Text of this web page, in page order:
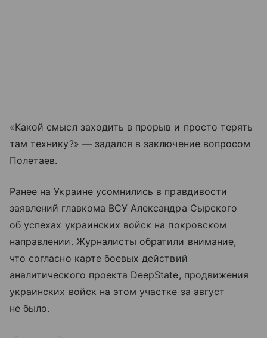
«Какой смысл заходить в прорыв и просто терять
там технику?» — задался в заключение вопросом
Полетаев.
Ранее на Украине усомнились в правдивости
заявлений главкома ВСУ Александра Сырского
об успехах украинских войск на покровском
направлении. Журналисты обратили внимание,
что согласно карте боевых действий
аналитического проекта DeepState, продвижения
украинских войск на этом участке за август
не было.